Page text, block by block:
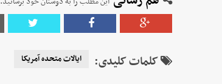
کلمات کلیدی: ایالات متحده آمریکا